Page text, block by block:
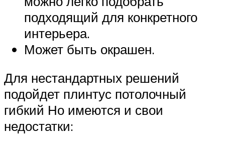
подходящий для конкретного
интерьера.
Может быть окрашен.
Для нестандартных решений
подойдет плинтус потолочный
гибкий Но имеются и свои
недостатки: